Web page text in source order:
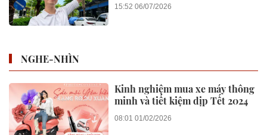
15:52 06/07/2026
NGHE-NHÌN
Kinh nghiệm mua xe máy thông
minh và tiết kiệm dịp Tết 2024
08:01 01/02/2026